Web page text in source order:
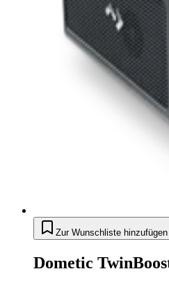
Zur Wunschliste hinzufügen
Dometic